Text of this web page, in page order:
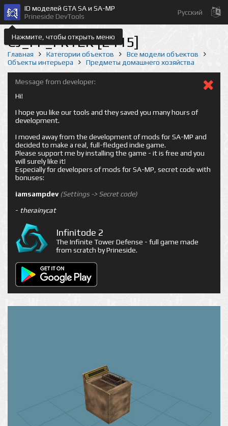
Нажмите, чтобы открыть меню
ID моделей GTA SA и SA-MP
Prineside DevTools
Русский
CJ_FF_FRYER [2415]
Главная Категории объектов
Все модели объектов
Объекты интерьера
Предметы домашнего хозяйства
Message from developer:
Hi!
I hope you like our tools and they saved you many hours of
development.
I moved away from the development of mods for SA-MP and
decided to make a real, full-fledged indie game.
Please support me by installing the game - it is free and you
will surely like it!
Especially for developers of mods for SA-MP, secret code with
bonuses:
iamsampdev (Settings -> Secret code)
- therainycat
Infinitode 2
The Infinite Tower Defense - full game made
from scratch by Prineside.